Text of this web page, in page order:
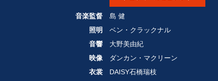
音楽監督
島 健
照明
ベン・クラックナル
音響
大野美由紀
映像
ダンカン・マクリーン
衣裳
DAISY石橋瑞枝